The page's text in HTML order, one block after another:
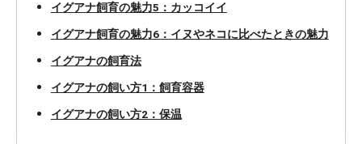
イグアナ飼育の魅力5：カッコイイ
イグアナ飼育の魅力6：イヌやネコに比べたときの魅力
イグアナの飼育法
イグアナの飼い方1：飼育容器
イグアナの飼い方2：保温